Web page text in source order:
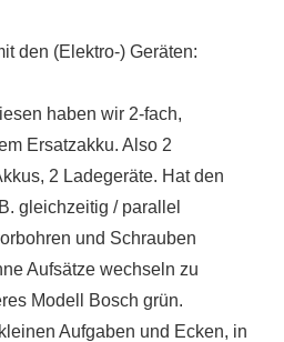
den (Elektro-) Geräten:
haben wir 2-fach,
Ersatzakku. Also 2
2 Ladegeräte. Hat den
gleichzeitig / parallel
und Schrauben
Aufsätze wechseln zu
Modell Bosch grün.
Aufgaben und Ecken, in